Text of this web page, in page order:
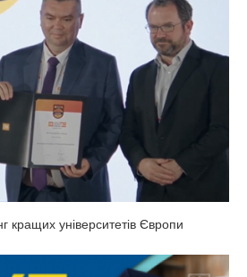
кращих університетів Європи